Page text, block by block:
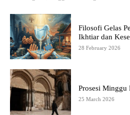
Filosofi Gelas
Ikhtiar dan
28 February 2026
Prosesi Minggu
25 March 2026